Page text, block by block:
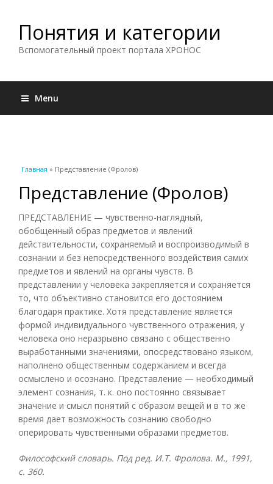
Понятия и категории
Вспомогательный проект портала ХРОНОС
Menu
Вы здесь
Главная » Представление (Фролов)
Представление (Фролов)
ПРЕДСТАВЛЕНИЕ — чувственно-наглядный,
обобщенный образ предметов и явлений
действительности, сохраняемый и воспроизводимый в
сознании и без непосредственного воздействия самих
предметов и явлений на органы чувств. В
представлении у человека закрепляется и сохраняется
то, что объективно становится его достоянием
благодаря практике. Хотя представление является
формой индивидуального чувственного отражения, у
человека оно неразрывно связано с общественно
выработанными значениями, опосредствовано языком,
наполнено общественным содержанием и всегда
осмыслено и осознано. Представление — необходимый
элемент сознания, т. к. оно постоянно связывает
значение и смысл понятий с образом вещей и в то же
время дает возможность сознанию свободно
оперировать чувственными образами предметов.
Философский словарь. Под ред. И.Т. Фролова. М., 1991,
с. 360.